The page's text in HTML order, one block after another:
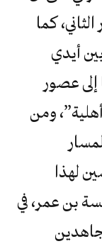
كما
أيدي
إلى عصور
ومن